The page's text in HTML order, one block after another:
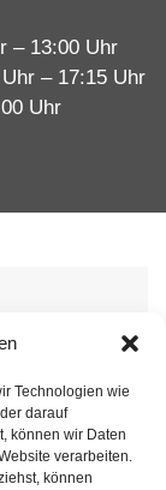
Technologien wie
darauf
können wir Daten
verarbeiten.
können
– 13:00 Uhr
– 17:15 Uhr
Uhr
Sie